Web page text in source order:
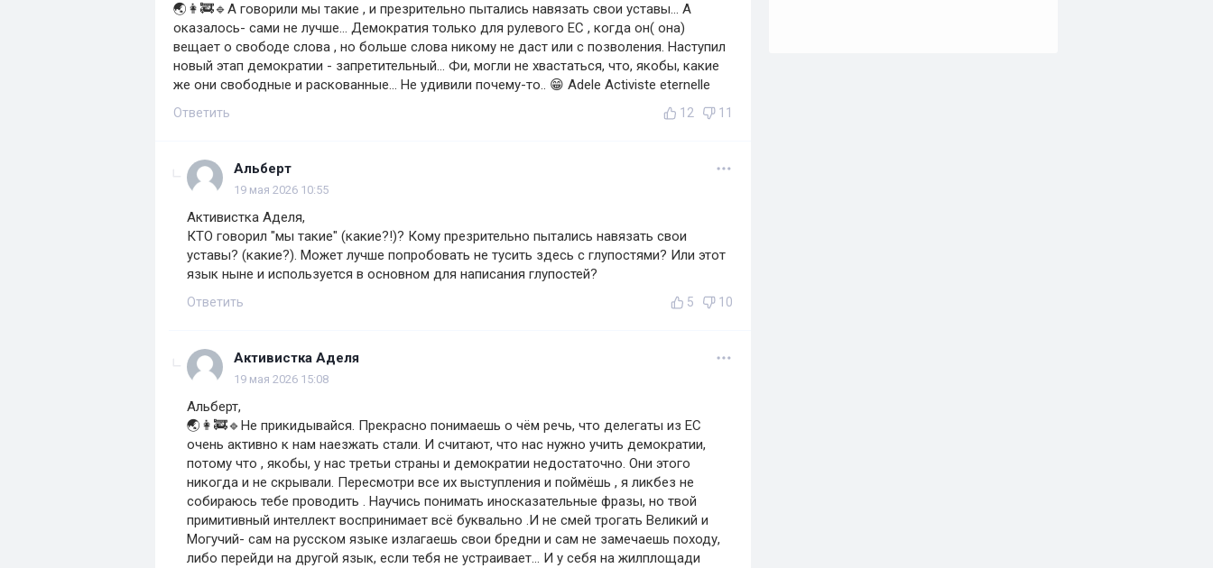
🌏👩‍🚒🔹А говорили мы такие , и презрительно пытались навязать свои уставы... А
оказалось- сами не лучше... Демократия только для рулевого ЕС , когда он( она)
вещает о свободе слова , но больше слова никому не даст или с позволения. Наступил
новый этап демократии - запретительный... Фи, могли не хвастаться, что, якобы, какие
же они свободные и раскованные... Не удивили почему-то.. 😁 Adele Activiste eternelle
Ответить 12 11
Альберт
19 мая 2026 10:55
Активистка Аделя,
КТО говорил "мы такие" (какие?!)? Кому презрительно пытались навязать свои
уставы? (какие?). Может лучше попробовать не тусить здесь с глупостями? Или этот
язык ныне и используется в основном для написания глупостей?
Ответить 5 10
Активистка Аделя
19 мая 2026 15:08
Альберт,
🌏👩‍🚒🔹Не прикидывайся. Прекрасно понимаешь о чём речь, что делегаты из ЕС
очень активно к нам наезжать стали. И считают, что нас нужно учить демократии,
потому что , якобы, у нас третьи страны и демократии недостаточно. Они этого
никогда и не скрывали. Пересмотри все их выступления и поймёшь , я ликбез не
собираюсь тебе проводить . Научись понимать иносказательные фразы, но твой
примитивный интеллект воспринимает всё буквально .И не смей трогать Великий и
Могучий- сам на русском языке излагаешь свои бредни и сам не замечаешь походу,
либо перейди на другой язык, если тебя не устраивает... И у себя на жилплощади